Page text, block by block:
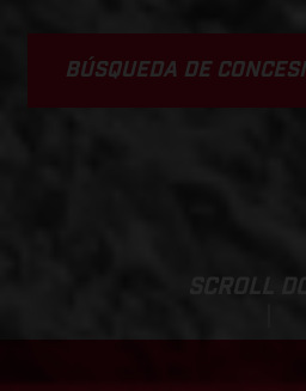
BÚSQUEDA DE
SCROLL